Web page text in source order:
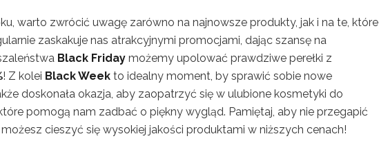
warto zwrócić uwagę zarówno na najnowsze produkty, jak i na te, które
zaskakuje nas atrakcyjnymi promocjami, dając szansę na
Black Friday możemy upolować prawdziwe perełki z
! Z kolei Black Week to idealny moment, by sprawić sobie nowe
doskonała okazja, aby zaopatrzyć się w ulubione kosmetyki do
pomogą nam zadbać o piękny wygląd. Pamiętaj, aby nie przegapić
cieszyć się wysokiej jakości produktami w niższych cenach!